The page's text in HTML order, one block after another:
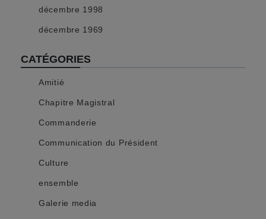
décembre 1998
décembre 1969
CATÉGORIES
Amitié
Chapitre Magistral
Commanderie
Communication du Président
Culture
ensemble
Galerie media